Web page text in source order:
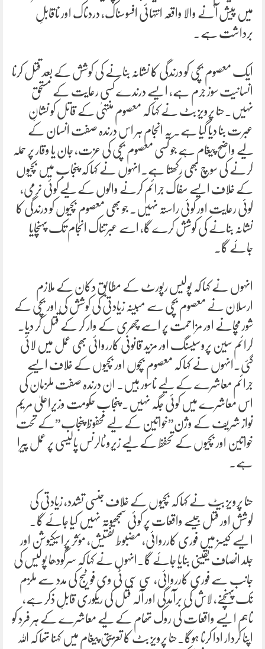
میں پیش آنے والا واقعہ انتہائی افسوسناک، دردناک اور ناقابلِ
برداشت ہے۔
ایک معصوم بچی کو درندگی کا نشانہ بنانے کی کوشش کے بعد قتل کرنا
انسانیت سوز جرم ہے، ایسے درندے کسی رعایت کے مستحق
نہیں۔حنا پرویز بٹ نے کہا کہ معصوم منتہیٰ کے قاتل کو نشانِ
عبرت بنا دیا گیا ہے۔ یہ انجام ہر اس درندہ صفت انسان کے
لیے واضح پیغام ہے جو کسی معصوم بچی کی عزت، جان یا وقار پر حملہ
کرنے کی سوچ بھی رکھتا ہے۔انہوں نے کہا کہ پنجاب میں بچیوں
کے خلاف ایسے سفاک جرائم کرنے والوں کے لیے کوئی نرمی،
کوئی رعایت اور کوئی راستہ نہیں۔ جو بھی معصوم بچیوں کو درندگی کا
نشانہ بنانے کی کوشش کرے گا، اسے عبرتناک انجام تک پہنچایا
جائے گا۔
انہوں نے کہا کہ پولیس رپورٹ کے مطابق دکان کے ملازم
ارسلان نے معصوم بچی سے مبینہ زیادتی کی کوشش کی اور بچی کے
شور مچانے اور مزاحمت پر اسے چھری کے وار کر کے قتل کر دیا۔
کرائم سین پروسیسنگ اور مزید قانونی کارروائی بھی عمل میں لائی
گئی۔انہوں نے کہا کہ معصوم بچوں اور بچیوں کے خلاف ایسے
جرائم معاشرے کے لیے ناسور ہیں۔ ان درندہ صفت ملزمان کی
اس معاشرے میں کوئی جگہ نہیں۔ پنجاب حکومت وزیراعلیٰ مریم
نواز شریف کے وژن”خواتین کے لیے محفوظ پنجاب”کے تحت
خواتین اور بچیوں کے تحفظ کے لیے زیرو ٹالرنس پالیسی پر عمل پیرا
ہے۔
حنا پرویز بٹ نے کہا کہ بچیوں کے خلاف جنسی تشدد، زیادتی کی
کوشش اور قتل جیسے واقعات پر کوئی سمجھوتہ نہیں کیا جائے گا۔
ایسے کیسز میں فوری کارروائی، مضبوط تفتیش، مؤثر پراسیکیوشن اور
جلد انصاف یقینی بنایا جائے گا۔انہوں نے کہا کہ سرگودھا پولیس کی
جانب سے فوری کارروائی، سی سی ٹی وی فوٹیج کی مدد سے ملزم
تک پہنچنے، لاش کی برآمدگی اور آلہ قتل کی ریکوری قابلِ ذکر ہے،
تاہم ایسے واقعات کی روک تھام کے لیے معاشرے کے ہر فرد کو
اپنا کردار ادا کرنا ہوگا۔حنا پرویز بٹ کا تعزیتی پیغام میں کہنا تھا کہ اللہ